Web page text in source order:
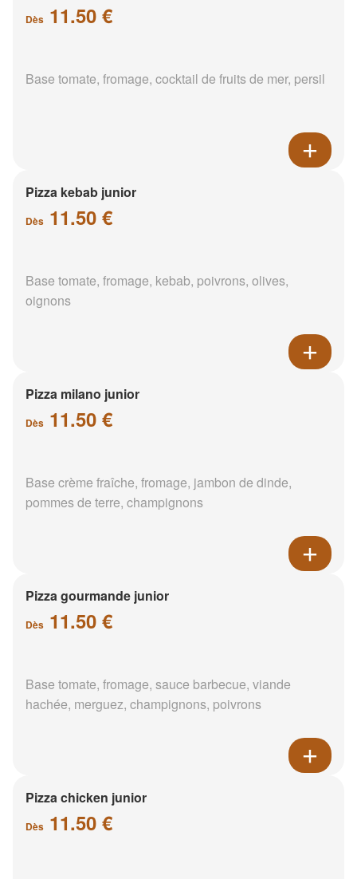
Dès 11.50 €
Base tomate, fromage, cocktail de fruits de mer, persil
Pizza kebab junior
Dès 11.50 €
Base tomate, fromage, kebab, poivrons, olives,
oignons
Pizza milano junior
Dès 11.50 €
Base crème fraîche, fromage, jambon de dinde,
pommes de terre, champignons
Pizza gourmande junior
Dès 11.50 €
Base tomate, fromage, sauce barbecue, viande
hachée, merguez, champignons, poivrons
Pizza chicken junior
Dès 11.50 €